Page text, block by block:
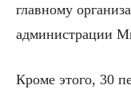
главному
администрации
Кроме этого, 30